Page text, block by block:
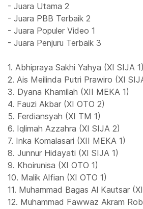
- Juara Utama 2
- Juara PBB Terbaik 2
- Juara Populer Video 1
- Juara Penjuru Terbaik 3
1. Abhipraya Sakhi Yahya (XI SIJA 1)
2. Ais Meilinda Putri Prawiro (XI
3. Dyana Khamilah (XII MEKA 1)
4. Fauzi Akbar (XI OTO 2)
5. Ferdiansyah (XI TM 1)
6. Iqlimah Azzahra (XI SIJA 2)
7. Inka Komalasari (XII MEKA 1)
8. Junnur Hidayati (XI SIJA 1)
9. Khoirunisa (XI OTO 1)
10. Malik Alfian (XI OTO 1)
11. Muhammad Bagas Al Kautsar
12. Muhammad Fawwaz Akram